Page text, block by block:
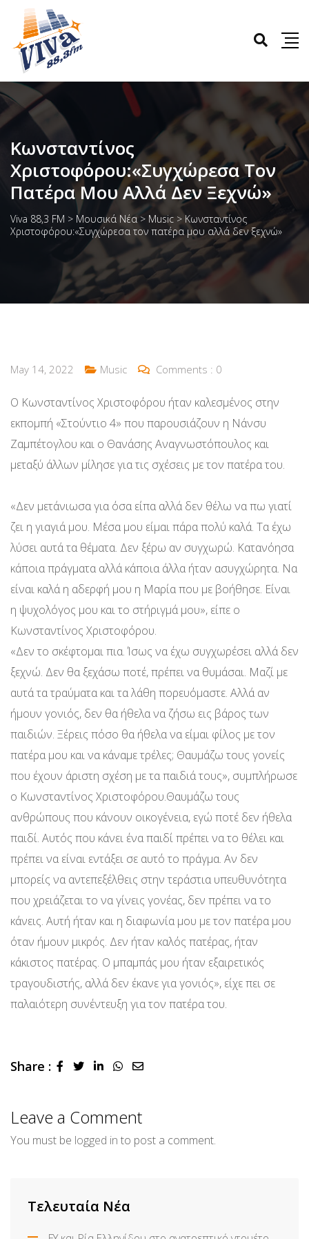
Κωνσταντίνος
Χριστοφόρου:«Συγχώρεσα Τον
Πατέρα Μου Αλλά Δεν Ξεχνώ»
Viva 88,3 FM > Μουσικά Νέα > Music > Κωνσταντίνος
Χριστοφόρου:«Συγχώρεσα τον πατέρα μου αλλά δεν ξεχνώ»
May 14, 2022 Music Comments : 0
Ο Κωνσταντίνος Χριστοφόρου ήταν καλεσμένος στην
εκπομπή «Στούντιο 4» που παρουσιάζουν η Νάνσυ
Ζαμπέτογλου και ο Θανάσης Αναγνωστόπουλος και
μεταξύ άλλων μίλησε για τις σχέσεις με τον πατέρα του.
«Δεν μετάνιωσα για όσα είπα αλλά δεν θέλω να πω γιατί
ζει η γιαγιά μου. Μέσα μου είμαι πάρα πολύ καλά. Τα έχω
λύσει αυτά τα θέματα. Δεν ξέρω αν συγχωρώ. Κατανόησα
κάποια πράγματα αλλά κάποια άλλα ήταν ασυγχώρητα. Να
είναι καλά η αδερφή μου η Μαρία που με βοήθησε. Είναι
η ψυχολόγος μου και το στήριγμά μου», είπε ο
Κωνσταντίνος Χριστοφόρου.
«Δεν το σκέφτομαι πια. Ίσως να έχω συγχωρέσει αλλά δεν
ξεχνώ. Δεν θα ξεχάσω ποτέ, πρέπει να θυμάσαι. Μαζί με
αυτά τα τραύματα και τα λάθη πορευόμαστε. Αλλά αν
ήμουν γονιός, δεν θα ήθελα να ζήσω εις βάρος των
παιδιών. Ξέρεις πόσο θα ήθελα να είμαι φίλος με τον
πατέρα μου και να κάναμε τρέλες; Θαυμάζω τους γονείς
που έχουν άριστη σχέση με τα παιδιά τους», συμπλήρωσε
ο Κωνσταντίνος Χριστοφόρου.Θαυμάζω τους
ανθρώπους που κάνουν οικογένεια, εγώ ποτέ δεν ήθελα
παιδί. Αυτός που κάνει ένα παιδί πρέπει να το θέλει και
πρέπει να είναι εντάξει σε αυτό το πράγμα. Αν δεν
μπορείς να αντεπεξέλθεις στην τεράστια υπευθυνότητα
που χρειάζεται το να γίνεις γονέας, δεν πρέπει να το
κάνεις. Αυτή ήταν και η διαφωνία μου με τον πατέρα μου
όταν ήμουν μικρός. Δεν ήταν καλός πατέρας, ήταν
κάκιστος πατέρας. Ο μπαμπάς μου ήταν εξαιρετικός
τραγουδιστής, αλλά δεν έκανε για γονιός», είχε πει σε
παλαιότερη συνέντευξη για τον πατέρα του.
Share : LinkedInWhatsapp
Share
Leave a Comment
You must be logged in to post a comment.
Τελευταία Νέα